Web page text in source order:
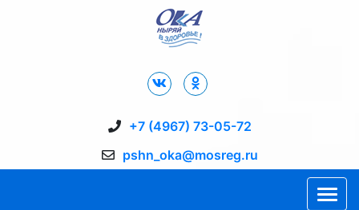
+7 (4967) 73-05-72
pshn_oka@mosreg.ru